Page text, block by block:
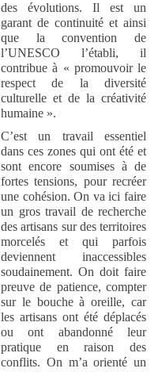
des évolutions. Il est un
garant de continuité et ainsi
que la convention de
l’UNESCO l’établi, il
contribue à « promouvoir le
respect de la diversité
culturelle et de la créativité
humaine ».
C’est un travail essentiel
dans ces zones qui ont été et
sont encore soumises à de
fortes tensions, pour recréer
une cohésion. On va ici faire
un gros travail de recherche
des artisans sur des territoires
morcelés et qui parfois
deviennent inaccessibles
soudainement. On doit faire
preuve de patience, compter
sur le bouche à oreille, car
les artisans ont été déplacés
ou ont abandonné leur
pratique en raison des
conflits. On m’a orienté un